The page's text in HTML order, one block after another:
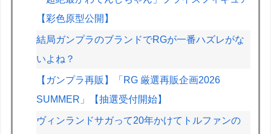
【彩色原型公開】
結局ガンプラのブランドでRGが一番ハズレがな
いよね？
【ガンプラ再販】「RG 厳選再販企画2026
SUMMER」【抽選受付開始】
ヴィンランドサガって20年かけてトルファンの